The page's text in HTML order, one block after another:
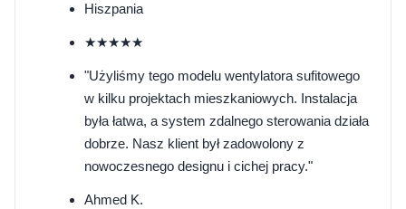
Hiszpania
★★★★★
"Użyliśmy tego modelu wentylatora sufitowego
w kilku projektach mieszkaniowych. Instalacja
była łatwa, a system zdalnego sterowania działa
dobrze. Nasz klient był zadowolony z
nowoczesnego designu i cichej pracy."
Ahmed K.